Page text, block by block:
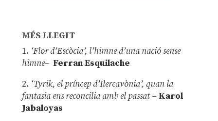
MÉS LLEGIT
1. ‘Flor d’Escòcia’, l’himne d’una nació sense
himne– Ferran Esquilache
2. ‘Tyrik, el príncep d’Ilercavònia’, quan la
fantasia ens reconcilia amb el passat– Karol
Jabaloyas